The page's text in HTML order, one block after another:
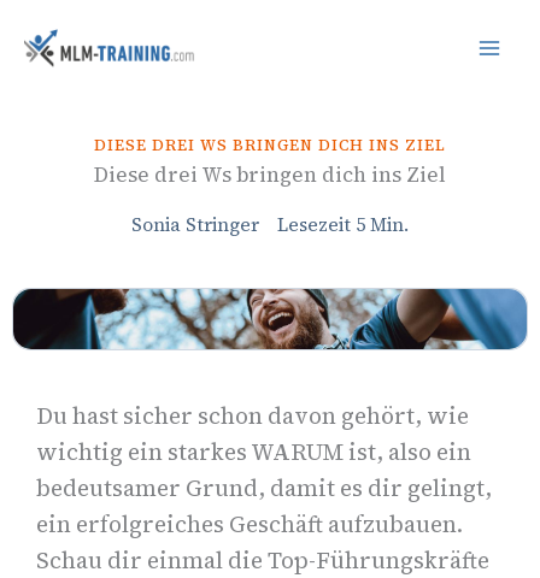
springen
Inhalt
DIESE DREI WS BRINGEN DICH INS ZIEL
Diese drei Ws bringen dich ins Ziel
Sonia Stringer Lesezeit 5Min.
Du hast sicher schon davon gehört, wie
wichtig ein starkes WARUM ist, also ein
bedeutsamer Grund, damit es dir gelingt,
ein erfolgreiches Geschäft aufzubauen.
Schau dir einmal die Top-Führungskräfte